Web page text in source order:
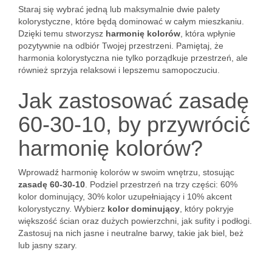
Staraj się wybrać jedną lub maksymalnie dwie palety
kolorystyczne, które będą dominować w całym mieszkaniu.
Dzięki temu stworzysz harmonię kolorów , która wpłynie
pozytywnie na odbiór Twojej przestrzeni. Pamiętaj, że
harmonia kolorystyczna nie tylko porządkuje przestrzeń, ale
również sprzyja relaksowi i lepszemu samopoczuciu.
Jak zastosować zasadę
60-30-10, by przywrócić
harmonię kolorów?
Wprowadź harmonię kolorów w swoim wnętrzu, stosując
zasadę 60-30-10 . Podziel przestrzeń na trzy części: 60%
kolor dominujący, 30% kolor uzupełniający i 10% akcent
kolorystyczny. Wybierz kolor dominujący , który pokryje
większość ścian oraz dużych powierzchni, jak sufity i podłogi.
Zastosuj na nich jasne i neutralne barwy, takie jak biel, beż
lub jasny szary.